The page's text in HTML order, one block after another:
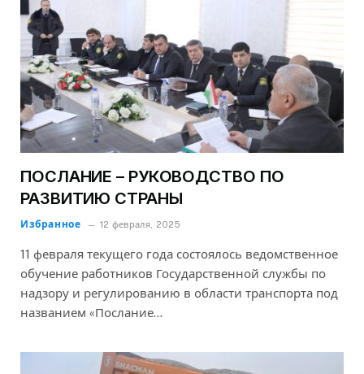
ПОСЛАНИЕ – РУКОВОДСТВО ПО
РАЗВИТИЮ СТРАНЫ
Избранное 12 февраля, 2025
11 февраля текущего года состоялось ведомственное
обучение работников Государственной службы по
надзору и регулированию в области транспорта под
названием «Послание…